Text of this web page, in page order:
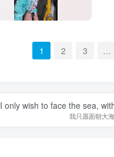
1 2 3 …
I only wish to face the sea,
我只愿面朝大